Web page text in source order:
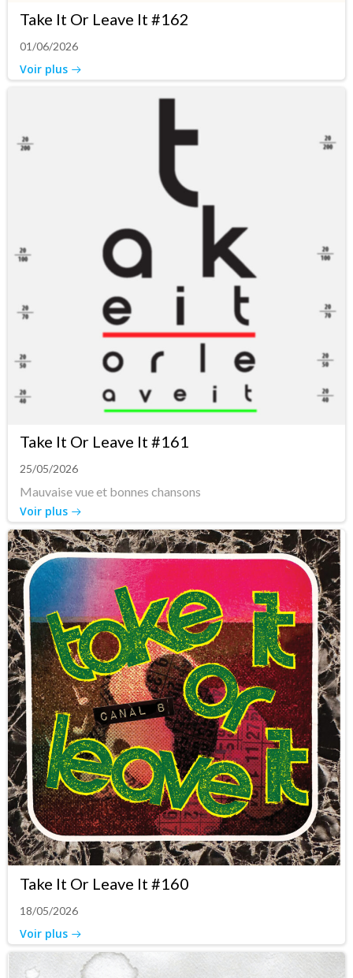
Take It Or Leave It #162
01/06/2026
Voir plus
Take It Or Leave It #161
25/05/2026
Mauvaise vue et bonnes chansons
Voir plus
Take It Or Leave It #160
18/05/2026
Voir plus